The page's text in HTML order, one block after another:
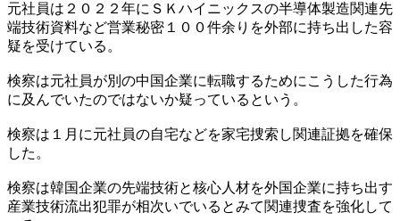
元社員は２０２２年にＳＫハイニックスの半導体製造関連先
端技術資料など営業秘密１００件余りを外部に持ち出した容
疑を受けている。
検察は元社員が別の中国企業に転職するためにこうした行為
に及んでいたのではないか疑っているという。
検察は１月に元社員の自宅などを家宅捜索し関連証拠を確保
した。
検察は韓国企業の先端技術と核心人材を外国企業に持ち出す
産業技術流出犯罪が相次いでいるとみて関連捜査を強化して